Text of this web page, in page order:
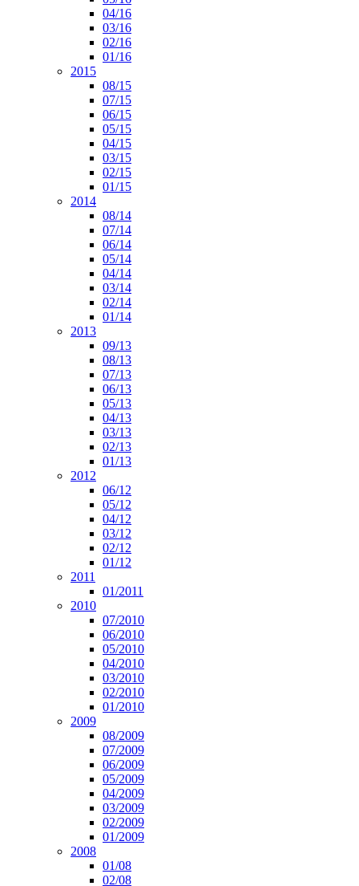
04/16
03/16
02/16
01/16
2015
08/15
07/15
06/15
05/15
04/15
03/15
02/15
01/15
2014
08/14
07/14
06/14
05/14
04/14
03/14
02/14
01/14
2013
09/13
08/13
07/13
06/13
05/13
04/13
03/13
02/13
01/13
2012
06/12
05/12
04/12
03/12
02/12
01/12
2011
01/2011
2010
07/2010
06/2010
05/2010
04/2010
03/2010
02/2010
01/2010
2009
08/2009
07/2009
06/2009
05/2009
04/2009
03/2009
02/2009
01/2009
2008
01/08
02/08